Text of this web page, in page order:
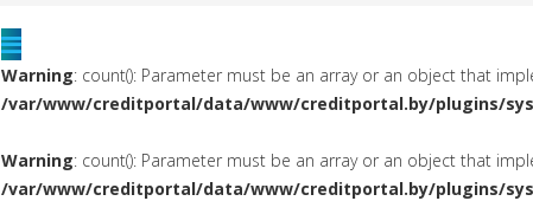
Warning: count(): Parameter must be an array or an object that
/var/www/creditportal/data/www/creditportal.by/plugins/
Warning: count(): Parameter must be an array or an object that
/var/www/creditportal/data/www/creditportal.by/plugins/